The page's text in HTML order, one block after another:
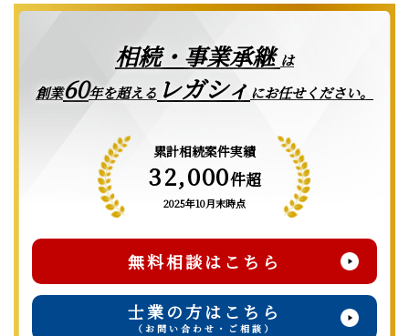
相続・事業承継は
創業60年を超える レガシィ にお任せください。
累計相続案件実績
32,000件超
2025年10月末時点
無料相談はこちら
士業の方はこちら
（お問い合わせ・ご相談）